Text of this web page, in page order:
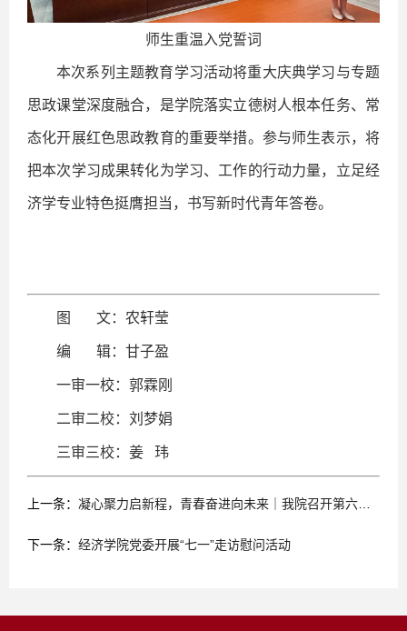
师生重温入党誓词
本次系列主题教育学习活动将重大庆典学习与专题
思政课堂深度融合，是学院落实立德树人根本任务、常
态化开展红色思政教育的重要举措。参与师生表示，将
把本次学习成果转化为学习、工作的行动力量，立足经
济学专业特色挺膺担当，书写新时代青年答卷。
图 文：农轩莹
编 辑：甘子盈
一审一校：郭霖刚
二审二校：刘梦娟
三审三校：姜 玮
上一条： 凝心聚力启新程，青春奋进向未来｜我院召开第六次研究生代表大会和学生代表大会
下一条： 经济学院党委开展“七一”走访慰问活动